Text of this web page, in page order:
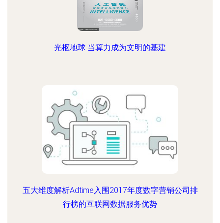
光枢地球 当算力成为文明的基建
五大维度解析Adtime入围2017年度数字营销公司排
行榜的互联网数据服务优势